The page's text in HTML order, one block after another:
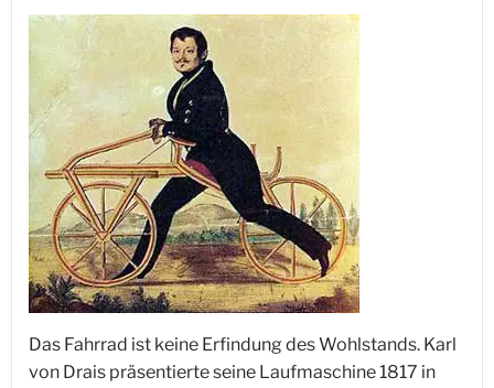
Das Fahrrad ist keine Erfindung des Wohlstands. Karl
von Drais präsentierte seine Laufmaschine 1817 in